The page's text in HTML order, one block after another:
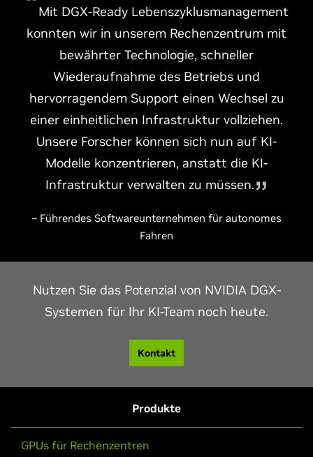
Mit DGX-Ready Lebenszyklusmanagement
konnten wir in unserem Rechenzentrum mit
bewährter Technologie, schneller
Wiederaufnahme des Betriebs und
hervorragendem Support einen Wechsel zu
einer einheitlichen Infrastruktur vollziehen.
Unsere Forscher können sich nun auf KI-
Modelle konzentrieren, anstatt die KI-
Infrastruktur verwalten zu müssen.
– Führendes Softwareunternehmen für autonomes
Fahren
Nutzen Sie das Potenzial von NVIDIA DGX-
Systemen für Ihr KI-Team noch heute.
Kontakt
Produkte
GPUs für Rechenzentren